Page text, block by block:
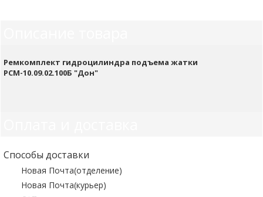
Ремкомплект гидроцилиндра подъема жатки
РСМ-10.09.02.100Б "Дон"
Способы доставки
Новая Почта(отделение)
Новая Почта(курьер)